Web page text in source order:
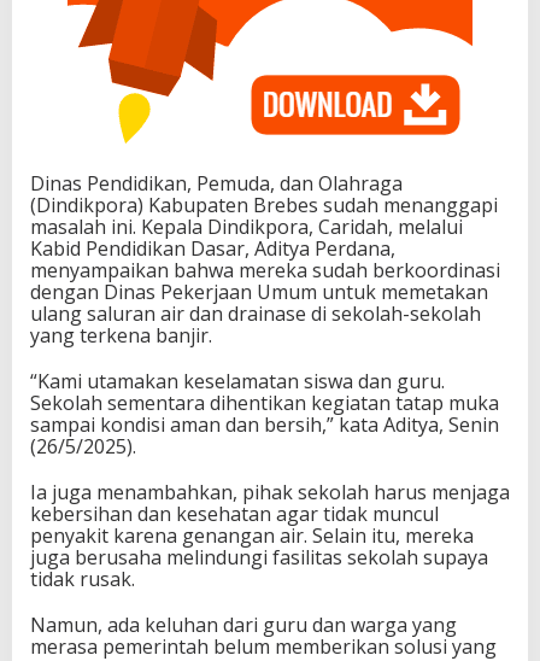
Dinas Pendidikan, Pemuda, dan Olahraga
(Dindikpora) Kabupaten Brebes sudah menanggapi
masalah ini. Kepala Dindikpora, Caridah, melalui
Kabid Pendidikan Dasar, Aditya Perdana,
menyampaikan bahwa mereka sudah berkoordinasi
dengan Dinas Pekerjaan Umum untuk memetakan
ulang saluran air dan drainase di sekolah-sekolah
yang terkena banjir.
“Kami utamakan keselamatan siswa dan guru.
Sekolah sementara dihentikan kegiatan tatap muka
sampai kondisi aman dan bersih,” kata Aditya, Senin
(26/5/2025).
Ia juga menambahkan, pihak sekolah harus menjaga
kebersihan dan kesehatan agar tidak muncul
penyakit karena genangan air. Selain itu, mereka
juga berusaha melindungi fasilitas sekolah supaya
tidak rusak.
Namun, ada keluhan dari guru dan warga yang
merasa pemerintah belum memberikan solusi yang